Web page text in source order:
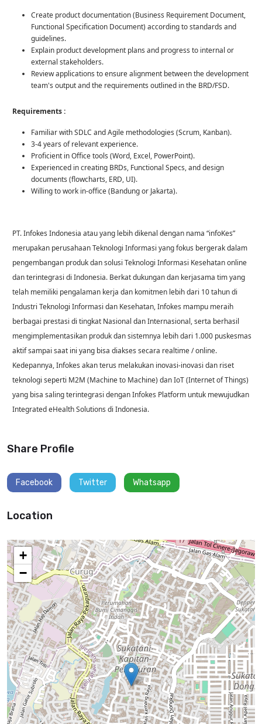
Create product documentation (Business Requirement Document,
Functional Specification Document) according to standards and
guidelines.
Explain product development plans and progress to internal or
external stakeholders.
Review applications to ensure alignment between the development
team's output and the requirements outlined in the BRD/FSD.
Requirements :
Familiar with SDLC and Agile methodologies (Scrum, Kanban).
3-4 years of relevant experience.
Proficient in Office tools (Word, Excel, PowerPoint).
Experienced in creating BRDs, Functional Specs, and design
documents (flowcharts, ERD, UI).
Willing to work in-office (Bandung or Jakarta).
PT. Infokes Indonesia atau yang lebih dikenal dengan nama “infoKes”
merupakan perusahaan Teknologi Informasi yang fokus bergerak dalam
pengembangan produk dan solusi Teknologi Informasi Kesehatan online
dan terintegrasi di Indonesia. Berkat dukungan dan kerjasama tim yang
telah memiliki pengalaman kerja dan komitmen lebih dari 10 tahun di
Industri Teknologi Informasi dan Kesehatan, Infokes mampu meraih
berbagai prestasi di tingkat Nasional dan Internasional, serta berhasil
mengimplementasikan produk dan sistemnya lebih dari 1.000 puskesmas
aktif sampai saat ini yang bisa diakses secara realtime / online.
Kedepannya, Infokes akan terus melakukan inovasi-inovasi dan riset
teknologi seperti M2M (Machine to Machine) dan IoT (Internet of Things)
yang bisa saling terintegrasi dengan Infokes Platform untuk mewujudkan
Integrated eHealth Solutions di Indonesia.
Share Profile
Facebook Twitter Whatsapp
Location
+
−